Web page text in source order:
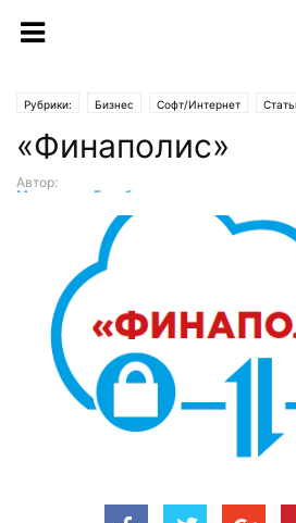
Рубрики: Бизнес Софт/Интернет
«Финаполис»
Автор:
Маргарита Гринблат